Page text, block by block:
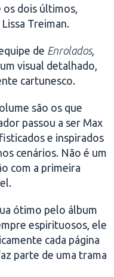
dois últimos,
Treiman.
de Enrolados,
visual detalhado,
cartunesco.
são os que
passou a ser Max
e inspirados
cenários. Não é um
com a primeira
ótimo pelo álbum
espirituosos, ele
cada página
parte de uma trama